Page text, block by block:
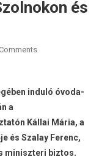
és
induló óvoda-
a
Kállai Mária, a
és Szalay Ferenc,
miniszteri biztos.